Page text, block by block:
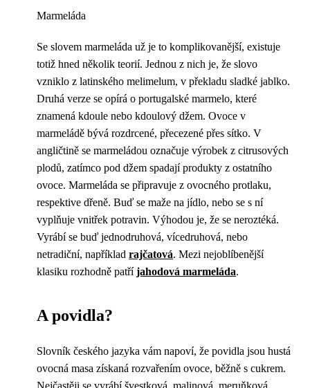
Marmeláda
Se slovem marmeláda už je to komplikovanější, existuje
totiž hned několik teorií. Jednou z nich je, že slovo
vzniklo z latinského melimelum, v překladu sladké jablko.
Druhá verze se opírá o portugalské marmelo, které
znamená kdoule nebo kdoulový džem. Ovoce v
marmeládě bývá rozdrcené, přecezené přes sítko. V
angličtině se marmeládou označuje výrobek z citrusových
plodů, zatímco pod džem spadají produkty z ostatního
ovoce. Marmeláda se připravuje z ovocného protlaku,
respektive dřeně. Buď se maže na jídlo, nebo se s ní
vyplňuje vnitřek potravin. Výhodou je, že se neroztéká.
Vyrábí se buď jednodruhová, vícedruhová, nebo
netradiční, například rajčatová. Mezi nejoblíbenější
klasiku rozhodně patříjahodová marmeláda.
A povidla?
Slovník českého jazyka vám napoví, že povidla jsou hustá
ovocná masa získaná rozvařením ovoce, běžně s cukrem.
Nejčastěji se vyrábí švestková, malinová, meruňková,